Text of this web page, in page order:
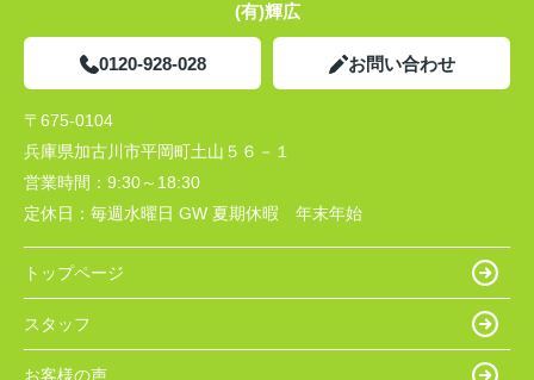
(有)輝広
0120-928-028 お問い合わせ
〒675-0104
兵庫県加古川市平岡町土山５６－１
営業時間： 9:30～18:30
定休日： 毎週水曜日 GW 夏期休暇 年末年始
トップページ
スタッフ
お客様の声